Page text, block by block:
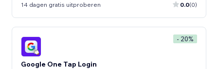
14 dagen gratis uitproberen 0.0(0)
- 20%
Google One Tap Login